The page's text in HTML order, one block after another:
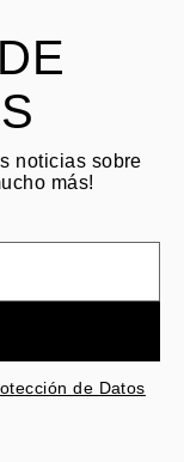
noticias sobre
más!
de Datos